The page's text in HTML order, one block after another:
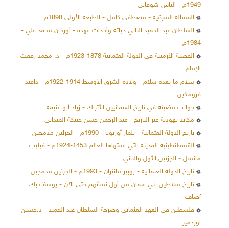
1949م - الياس شوفاني
المسألة الشرقية - مصطفى كامل - الطبعة الأولى 1898م
السلطان عبد الحميد الثاني حياته وأحداث عهده - أورخان محمد علي -
1984م
القضية الأرمنية في الدولة العثمانية 1878-1923م - د. محمد رفعت
الإمام
سلام ما بعده سلام - ولادة الشرق الأوسط 1914-1922م - دافيد
فرومكين
جوانب مضيئة في تاريخ العثمانيين الأتراك - زياد أبو غنيمة
مكايد يهودية عبر التاريخ - عبد الرحمن حسن حبنكة الميداني
تاريخ الدولة العثمانية - يلماز أوزتونا - 1990م - الجزئين مدمجين
القسطنطينية المدينة التي اشتهاها العالم 1453-1924م - فيليب
مانسل - الجزئين الأول والثاني
تاريخ الدولة العثمانية - روبير مانتران - 1993م - الجزئين مدمجين
تاريخ سلاطين بني عثمان من أول نشأتهم حتى الآن - يوسف بك
آصاف
فلسطين في العهد العثماني وصرخة السلطان عبد الحميد - د.حسين
اوزدمير